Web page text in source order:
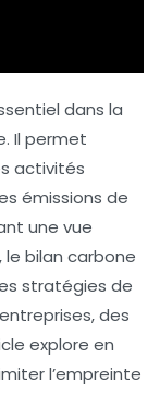
dans la
. Il permet
activités
émissions de
une vue
le bilan carbone
stratégies de
des
explore en
l’empreinte